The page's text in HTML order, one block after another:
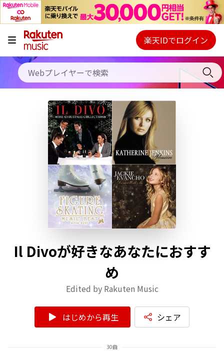
キャンペーン
料金プラン
使い方
初回30日間無料お試し
Webプレイヤー
ご契約内容の確認・変更
楽天IDでログイン
Il Divoが好きなあなたにおすす
め
Edited by Rakuten Music
はじめから再生 シェア
30曲